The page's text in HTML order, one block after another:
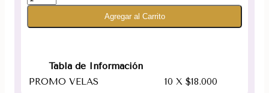
de
Verdes
cantidad
Agregar al Carrito
Tabla de Información
PROMO VELAS
10 X $18.000